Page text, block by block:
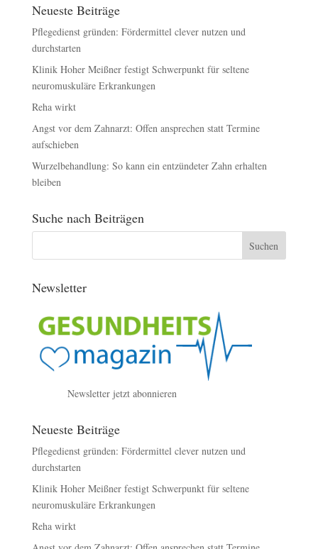
Neueste Beiträge
Pflegedienst gründen: Fördermittel clever nutzen und
durchstarten
Klinik Hoher Meißner festigt Schwerpunkt für seltene
neuromuskuläre Erkrankungen
Reha wirkt
Angst vor dem Zahnarzt: Offen ansprechen statt Termine
aufschieben
Wurzelbehandlung: So kann ein entzündeter Zahn erhalten
bleiben
Suche nach Beiträgen
Newsletter
Newsletter jetzt abonnieren
Neueste Beiträge
Pflegedienst gründen: Fördermittel clever nutzen und
durchstarten
Klinik Hoher Meißner festigt Schwerpunkt für seltene
neuromuskuläre Erkrankungen
Reha wirkt